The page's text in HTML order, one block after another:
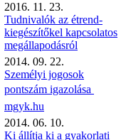
2016. 11. 23.
Tudnivalók az étrend-
kiegészítőkel kapcsolatos
megállapodásról
2014. 09. 22.
Személyi jogosok
pontszám igazolása 
mgyk.hu
2014. 06. 10.
Ki állítja ki a gyakorlati